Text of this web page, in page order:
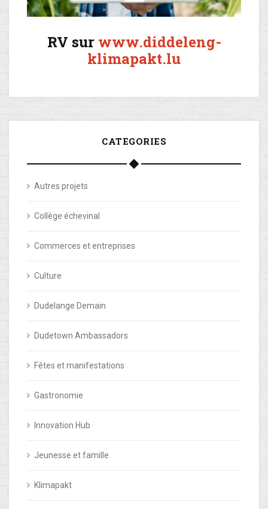
RV sur www.diddeleng-
klimapakt.lu
CATEGORIES
Autres projets
Collège échevinal
Commerces et entreprises
Culture
Dudelange Demain
Dudetown Ambassadors
Fêtes et manifestations
Gastronomie
Innovation Hub
Jeunesse et famille
Klimapakt